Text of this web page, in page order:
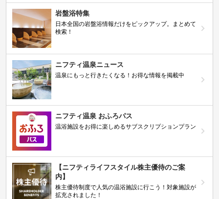
岩盤浴特集
日本全国の岩盤浴情報だけをピックアップ。まとめて
検索！
ニフティ温泉ニュース
温泉にもっと行きたくなる！お得な情報を掲載中
ニフティ温泉 おふろパス
温浴施設をお得に楽しめるサブスクリプションプラン
【ニフティライフスタイル株主優待のご案
内】
株主優待制度で人気の温浴施設に行こう！対象施設が
拡充されました！